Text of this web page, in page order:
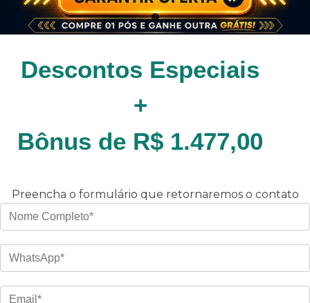
Descontos Especiais
+
Bônus de R$ 1.477,00
Preencha o formulário que retornaremos o contato
Nome
WhatsApp
Email